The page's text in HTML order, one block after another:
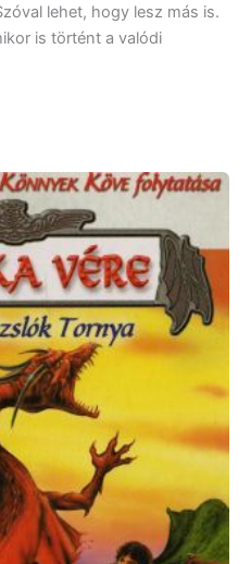
lehet, hogy lesz más is.
is történt a valódi